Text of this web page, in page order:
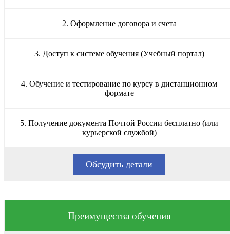
2. Оформление договора и счета
3. Доступ к системе обучения (Учебный портал)
4. Обучение и тестирование по курсу в дистанционном
формате
5. Получение документа Почтой России бесплатно (или
курьерской службой)
Обсудить детали
Преимущества обучения